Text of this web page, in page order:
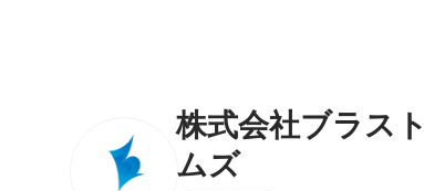
株式会社ブラス
ムズ